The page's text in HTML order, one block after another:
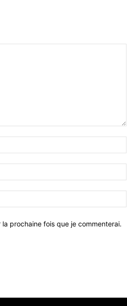
prochaine fois que je commenterai.